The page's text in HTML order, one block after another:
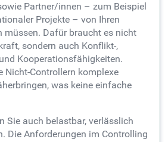
Partner/innen – zum Beispiel
Projekte – von Ihren
müssen. Dafür braucht es nicht
sondern auch Konflikt-,
Kooperationsfähigkeiten.
Nicht-Controllern komplexe
was keine einfache
Sie auch belastbar, verlässlich
Die Anforderungen im Controlling